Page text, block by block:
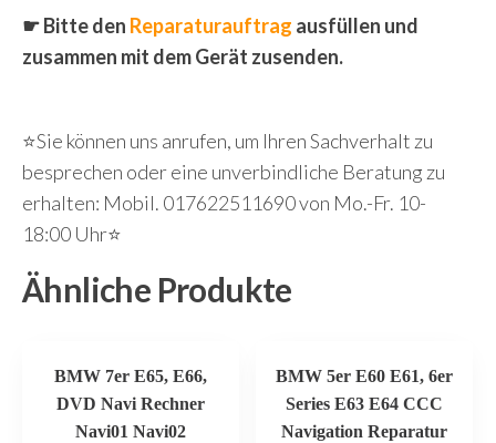
☛ Bitte den Reparaturauftrag ausfüllen und
zusammen mit dem Gerät zusenden.
⭐Sie können uns anrufen, um Ihren Sachverhalt zu
besprechen oder eine unverbindliche Beratung zu
erhalten: Mobil. 017622511690 von Mo.-Fr. 10-
18:00 Uhr⭐
Ähnliche Produkte
BMW 7er E65, E66,
DVD Navi Rechner
Navi01 Navi02
BMW 5er E60 E61, 6er
Series E63 E64 CCC
Navigation Reparatur